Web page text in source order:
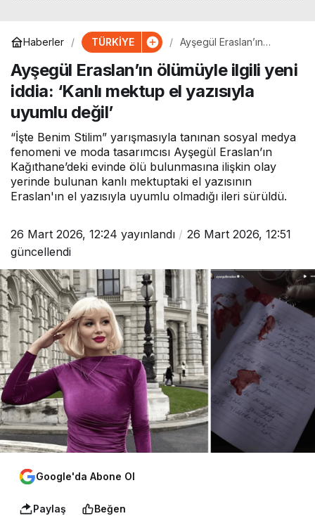
Haberler TÜRKİYE
Ayşegül Eraslan’ın
‘Kanlı mektup el yazısıyla
uyumlu değil’
Ayşegül Eraslan’ın ölümüyle ilgili yeni
iddia: ‘Kanlı mektup el yazısıyla
uyumlu değil’
“İşte Benim Stilim” yarışmasıyla tanınan sosyal medya
fenomeni ve moda tasarımcısı Ayşegül Eraslan’ın
Kağıthane’deki evinde ölü bulunmasına ilişkin olay
yerinde bulunan kanlı mektuptaki el yazısının
Eraslan'ın el yazısıyla uyumlu olmadığı ileri sürüldü.
26 Mart 2026, 12:24 yayınlandı
26 Mart 2026, 12:51
güncellendi
Google'da Abone Ol
Paylaş Beğen